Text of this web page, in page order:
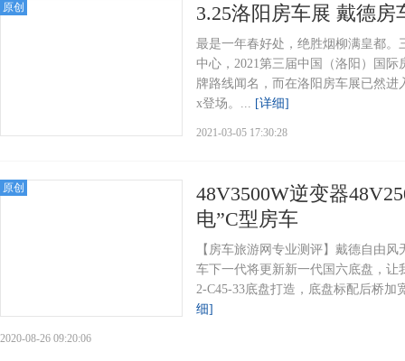
原创 3.25洛阳房车展 戴德房
最是一年春好处，绝胜烟柳满皇都
中心，2021第三届中国（洛阳）国
牌路线闻名，而在洛阳房车展已然进
x登场。... [详细]
2021-03-05 17:30:28
原创
48V3500W逆变器
电”C型房车
【房车旅游网专业测评】戴德自由
车下一代将更新新一代国六底盘，
2-C45-33底盘打造，底盘标配后桥
细]
2020-08-26 09:20:06